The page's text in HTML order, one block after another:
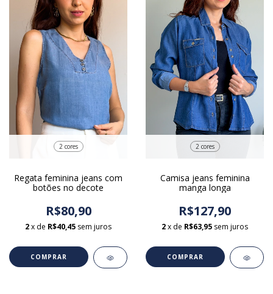
2 cores
Regata feminina jeans com
botões no decote
R$80,90
2x de R$40,45 sem juros
COMPRAR
2 cores
Camisa jeans feminina
manga longa
R$127,90
2x de R$63,95 sem juros
COMPRAR